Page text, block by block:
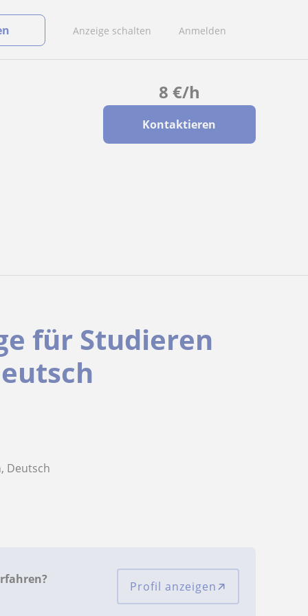
Anzeige schalten Anmelden
8 €/h
Kontaktieren
für Studieren
Deutsch
Profil anzeigen